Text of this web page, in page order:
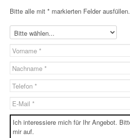
Bitte alle mit * markierten Felder ausfüllen.